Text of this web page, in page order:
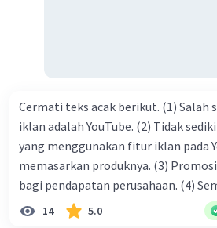
Cermati teks acak berikut. (1) Salah satu media penyedia
iklan adalah YouTube. (2) Tidak
yang menggunakan fitur iklan pada
memasarkan produknya. (3) Promosi menjadi jalan masuk
bagi pendapatan perusahaan. (4) Semakin dikenalnya
suatu produk oleh konsumen,
14 5.0